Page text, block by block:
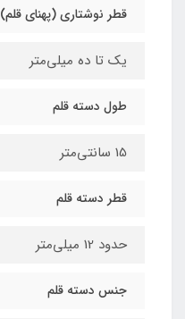
قطر نوشتاری (پهنای قلم)
یک تا ده میلی‌متر
طول دسته قلم
15 سانتی‌متر
قطر دسته قلم
حدود 12 میلی‌متر
جنس دسته قلم